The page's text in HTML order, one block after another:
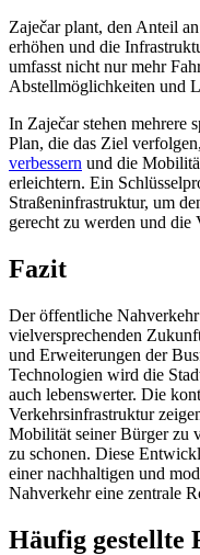
Zaječar plant, den Anteil
erhöhen und die
umfasst nicht nur mehr
Abstellmöglichkeiten und
In Zaječar stehen mehrere
Plan, die das Ziel verfolgen,
verbessern und die
erleichtern. Ein
Straßeninfrastruktur, um
gerecht zu werden und die
Fazit
Der öffentliche
vielversprechenden
und Erweiterungen der
Technologien wird die
auch lebenswerter. Die
Verkehrsinfrastruktur
Mobilität seiner Bürger zu
zu schonen. Diese
einer nachhaltigen und
Nahverkehr eine zentrale
Häufig gestellte